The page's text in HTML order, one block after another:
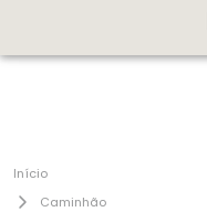
Caminhão